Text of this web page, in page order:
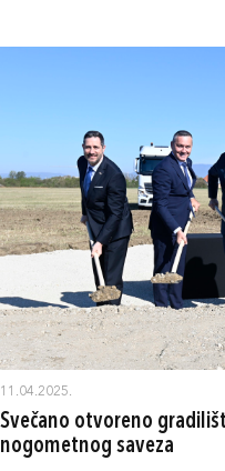
11.04.2025.
Svečano otvoreno
nogometnog saveza